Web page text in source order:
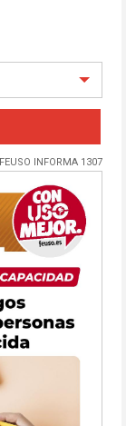
FEUSO INFORMA 1307